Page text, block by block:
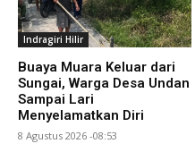
Indragiri Hilir
Buaya Muara Keluar dari
Sungai, Warga Desa Undan
Sampai Lari
Menyelamatkan Diri
8 Agustus 2026 -08:53